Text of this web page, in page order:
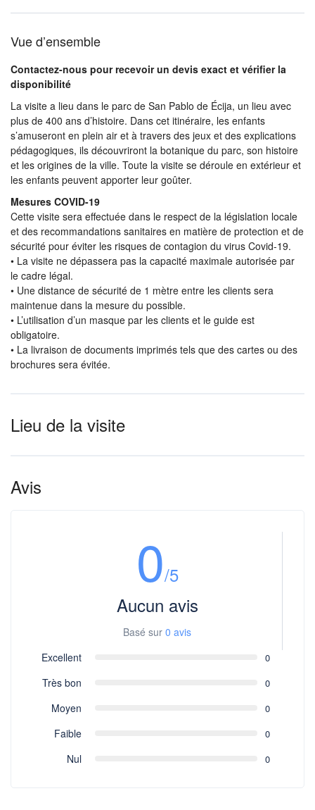
Vue d’ensemble
Contactez-nous pour recevoir un devis exact et vérifier la
disponibilité
La visite a lieu dans le parc de San Pablo de Écija, un lieu avec
plus de 400 ans d’histoire. Dans cet itinéraire, les enfants
s’amuseront en plein air et à travers des jeux et des explications
pédagogiques, ils découvriront la botanique du parc, son histoire
et les origines de la ville. Toute la visite se déroule en extérieur et
les enfants peuvent apporter leur goûter.
Mesures COVID-19
Cette visite sera effectuée dans le respect de la législation locale
et des recommandations sanitaires en matière de protection et de
sécurité pour éviter les risques de contagion du virus Covid-19.
• La visite ne dépassera pas la capacité maximale autorisée par
le cadre légal.
• Une distance de sécurité de 1 mètre entre les clients sera
maintenue dans la mesure du possible.
• L’utilisation d’un masque par les clients et le guide est
obligatoire.
• La livraison de documents imprimés tels que des cartes ou des
brochures sera évitée.
Lieu de la visite
Avis
0/5
Aucun avis
Basé sur 0 avis
Excellent
0
Très bon 0
Moyen 0
Faible 0
Nul 0